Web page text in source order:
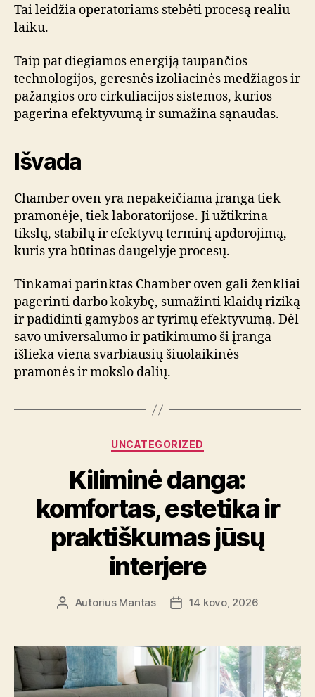
Tai leidžia operatoriams stebėti procesą realiu
laiku.
Taip pat diegiamos energiją taupančios
technologijos, geresnės izoliacinės medžiagos ir
pažangios oro cirkuliacijos sistemos, kurios
pagerina efektyvumą ir sumažina sąnaudas.
Išvada
Chamber oven yra nepakeičiama įranga tiek
pramonėje, tiek laboratorijose. Ji užtikrina
tikslų, stabilų ir efektyvų terminį apdorojimą,
kuris yra būtinas daugelyje procesų.
Tinkamai parinktas Chamber oven gali ženkliai
pagerinti darbo kokybę, sumažinti klaidų riziką
ir padidinti gamybos ar tyrimų efektyvumą. Dėl
savo universalumo ir patikimumo ši įranga
išlieka viena svarbiausių šiuolaikinės
pramonės ir mokslo dalių.
Kategorijos
UNCATEGORIZED
Kiliminė danga:
komfortas, estetika ir
praktiškumas jūsų
interjere
ĮrašoAutorius Mantas
Įrašo14 kovo, 2026